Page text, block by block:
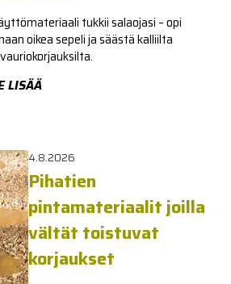
tukkii salaojasi – opi
oikea sepeli ja säästä kalliilta
LISÄÄ
4.8.2026
Pihatien
pintamateriaalit joilla
vältät toistuvat
korjaukset